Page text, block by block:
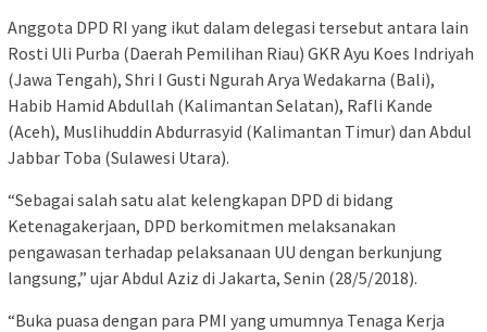
Anggota DPD RI yang ikut dalam delegasi tersebut antara lain
Rosti Uli Purba (Daerah Pemilihan Riau) GKR Ayu Koes Indriyah
(Jawa Tengah), Shri I Gusti Ngurah Arya Wedakarna (Bali),
Habib Hamid Abdullah (Kalimantan Selatan), Rafli Kande
(Aceh), Muslihuddin Abdurrasyid (Kalimantan Timur) dan Abdul
Jabbar Toba (Sulawesi Utara).
“Sebagai salah satu alat kelengkapan DPD di bidang
Ketenagakerjaan, DPD berkomitmen melaksanakan
pengawasan terhadap pelaksanaan UU dengan berkunjung
langsung,” ujar Abdul Aziz di Jakarta, Senin (28/5/2018).
“Buka puasa dengan para PMI yang umumnya Tenaga Kerja